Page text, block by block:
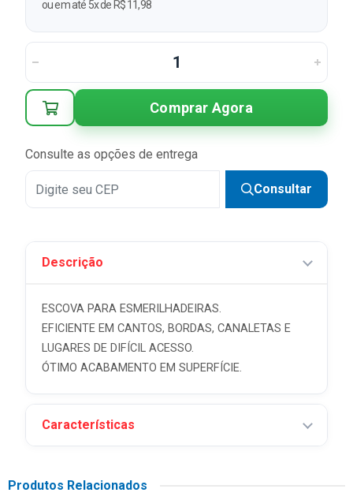
ou em até 5x de R$ 11,98
Comprar Agora
Consulte as opções de entrega
Consultar
Descrição
ESCOVA PARA ESMERILHADEIRAS.
EFICIENTE EM CANTOS, BORDAS, CANALETAS E
LUGARES DE DIFÍCIL ACESSO.
ÓTIMO ACABAMENTO EM SUPERFÍCIE.
Características
Produtos Relacionados